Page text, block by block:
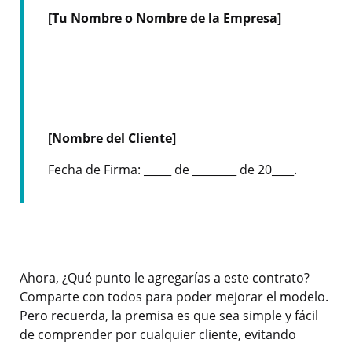
[Tu Nombre o Nombre de la Empresa]
[Nombre del Cliente]
Fecha de Firma: _____ de ________ de 20____.
Ahora, ¿Qué punto le agregarías a este contrato?
Comparte con todos para poder mejorar el modelo.
Pero recuerda, la premisa es que sea simple y fácil
de comprender por cualquier cliente, evitando